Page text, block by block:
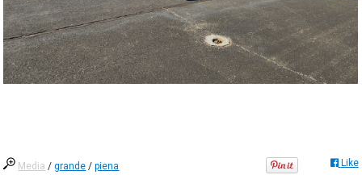
Media /grande /piena Like